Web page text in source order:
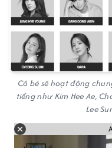
Cô bé sẽ hoạt động
tiếng như Kim Hee Ae,
Lee